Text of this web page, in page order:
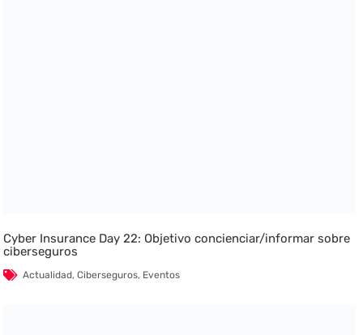
Cyber Insurance Day 22: Objetivo concienciar/informar sobre
ciberseguros
Actualidad,Ciberseguros, Eventos